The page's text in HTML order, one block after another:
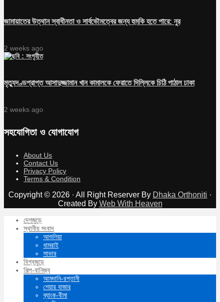
জামায়াতের উত্থান স্বাধীনতা ও সার্বভৌমত্বের জন্য হুমকি হতে পারে: নুর
2 weeks ago
মৃত্যুদণ্ডপ্রাপ্ত আসাদুজ্জামান খান কামালকে ফেরাতে দিল্লিকে চিঠি পাঠাল ঢাকা
2 weeks ago
সহযোগিতা ও যোগাযোগ
About Us
Contact Us
Privacy Policy
Terms & Condition
Copyright © 2026 · All Right Reserver By Dhaka Orthoniti ·
Created By Web With Heaven
দেশজুড়ে
স্থানীয় সংবাদ
আশুলিয়া
ধামরাই
সাভার
বিশ্বজুড়ে
শিল্প-বানিজ্য
আমদানি-রপ্তানী
শেয়ার বাজার
ব্যাংক-বীমা